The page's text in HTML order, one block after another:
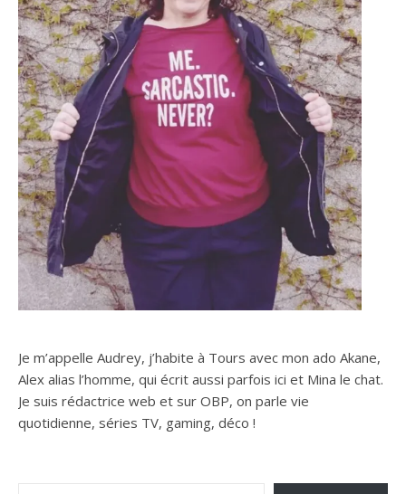
Je m’appelle Audrey, j’habite à Tours avec mon ado Akane,
Alex alias l’homme, qui écrit aussi parfois ici et Mina le chat.
Je suis rédactrice web et sur OBP, on parle vie
quotidienne, séries TV, gaming, déco !